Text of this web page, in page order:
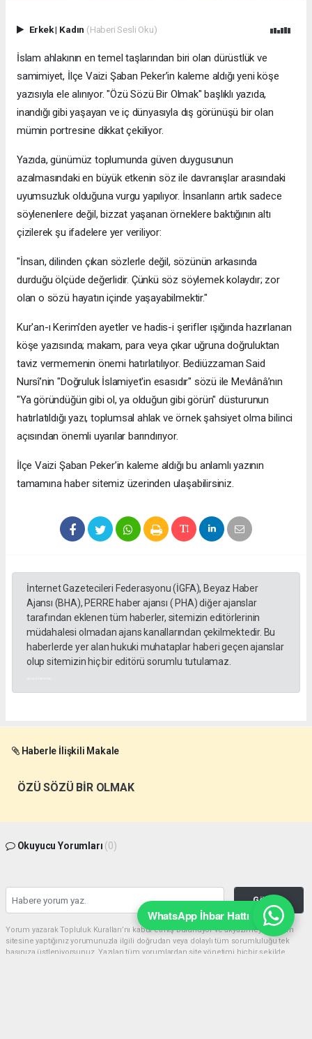
Erkek| Kadın (Haberi Sesli Oku)
İslam ahlakının en temel taşlarından biri olan dürüstlük ve
samimiyet, İlçe Vaizi Şaban Peker’in kaleme aldığı yeni köşe
yazısıyla ele alınıyor. "Özü Sözü Bir Olmak" başlıklı yazıda,
inandığı gibi yaşayan ve iç dünyasıyla dış görünüşü bir olan
mümin portresine dikkat çekiliyor.
​Yazıda, günümüz toplumunda güven duygusunun
azalmasındaki en büyük etkenin söz ile davranışlar arasındaki
uyumsuzluk olduğuna vurgu yapılıyor. İnsanların artık sadece
söylenenlere değil, bizzat yaşanan örneklere baktığının altı
çizilerek şu ifadelere yer veriliyor:
​"İnsan, dilinden çıkan sözlerle değil, sözünün arkasında
durduğu ölçüde değerlidir. Çünkü söz söylemek kolaydır; zor
olan o sözü hayatın içinde yaşayabilmektir."
​Kur'an-ı Kerim'den ayetler ve hadis-i şerifler ışığında hazırlanan
köşe yazısında; makam, para veya çıkar uğruna doğruluktan
taviz vermemenin önemi hatırlatılıyor. Bediüzzaman Said
Nursî’nin "Doğruluk İslamiyet'in esasıdır" sözü ile Mevlânâ’nın
"Ya göründüğün gibi ol, ya olduğun gibi görün" düsturunun
hatırlatıldığı yazı, toplumsal ahlak ve örnek şahsiyet olma bilinci
açısından önemli uyarılar barındırıyor.
​İlçe Vaizi Şaban Peker’in kaleme aldığı bu anlamlı yazının
tamamına haber sitemiz üzerinden ulaşabilirsiniz.
İnternet Gazetecileri Federasyonu (İGFA), Beyaz Haber
Ajansı (BHA), PERRE haber ajansı ( PHA) diğer ajanslar
tarafından eklenen tüm haberler, sitemizin editörlerinin
müdahalesi olmadan ajans kanallarından çekilmektedir. Bu
haberlerde yer alan hukuki muhataplar haberi geçen ajanslar
olup sitemizin hiç bir editörü sorumlu tutulamaz.
Haberle İlişkili Makale
ÖZÜ SÖZÜ BİR OLMAK
Okuyucu Yorumları (0)
Gönder
Yorum yazarak Topluluk Kuralları’nı kabul etmiş bulunuyor ve akyazimeydan.com
sitesine yaptığınız yorumunuzla ilgili doğrudan veya dolaylı tüm sorumluluğu tek
başınıza üstleniyorsunuz. Yazılan tüm yorumlardan site yönetimi hiçbir şekilde
WhatsApp İhbar Hattı